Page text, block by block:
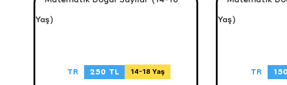
TR 250 TL 14-18 Yaş TR